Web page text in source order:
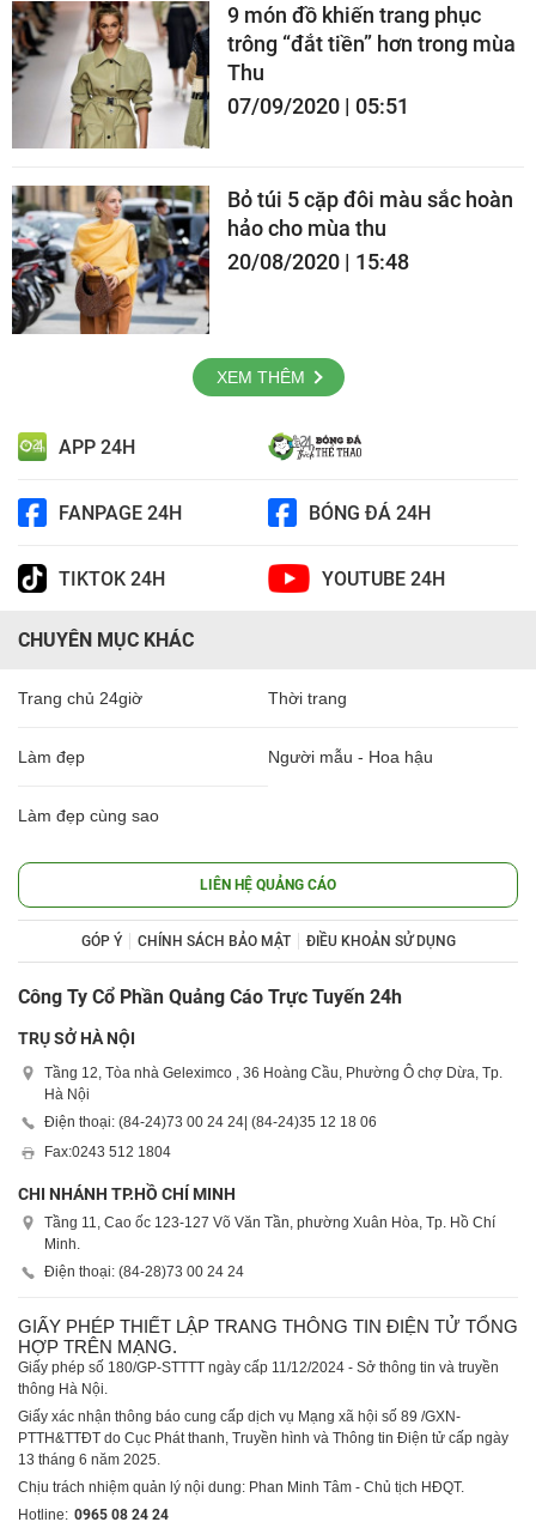
9 món đồ khiến trang phục
trông “đắt tiền” hơn trong mùa
Thu
07/09/2020 | 05:51
Bỏ túi 5 cặp đôi màu sắc hoàn
hảo cho mùa thu
20/08/2020 | 15:48
XEM THÊM
APP 24H
FANPAGE 24H BÓNG ĐÁ 24H
TIKTOK 24H YOUTUBE 24H
CHUYÊN MỤC KHÁC
Trang chủ 24giờ Thời trang
Làm đẹp Người mẫu - Hoa hậu
Làm đẹp cùng sao
LIÊN HỆ QUẢNG CÁO
GÓP Ý CHÍNH SÁCH BẢO MẬT ĐIỀU KHOẢN SỬ DỤNG
Công Ty Cổ Phần Quảng Cáo Trực Tuyến 24h
TRỤ SỞ HÀ NỘI
Tầng 12, Tòa nhà Geleximco , 36 Hoàng Cầu, Phường Ô chợ Dừa, Tp.
Hà Nội
Điện thoại: (84-24)73 00 24 24 | (84-24)35 12 18 06
Fax:0243 512 1804
CHI NHÁNH TP.HỒ CHÍ MINH
Tầng 11, Cao ốc 123-127 Võ Văn Tần, phường Xuân Hòa, Tp. Hồ Chí
Minh.
Điện thoại: (84-28)73 00 24 24
GIẤY PHÉP THIẾT LẬP TRANG THÔNG TIN ĐIỆN TỬ TỔNG
HỢP TRÊN MẠNG.
Giấy phép số 180/GP-STTTT ngày cấp 11/12/2024 - Sở thông tin và truyền
thông Hà Nội.
Giấy xác nhận thông báo cung cấp dịch vụ Mạng xã hội số 89 /GXN-
PTTH&TTĐT do Cục Phát thanh, Truyền hình và Thông tin Điện tử cấp ngày
13 tháng 6 năm 2025.
Chịu trách nhiệm quản lý nội dung: Phan Minh Tâm - Chủ tịch HĐQT.
Hotline: 0965 08 24 24